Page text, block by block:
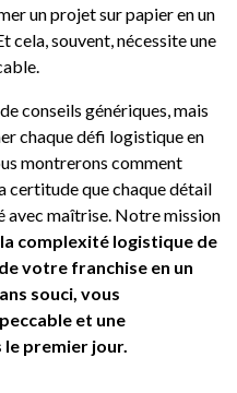
un projet sur papier en un
cela, souvent, nécessite une
conseils génériques, mais
chaque défi logistique en
montrerons comment
certitude que chaque détail
avec maîtrise. Notre mission
complexité logistique de
votre franchise en un
souci, vous
et une
premier jour.